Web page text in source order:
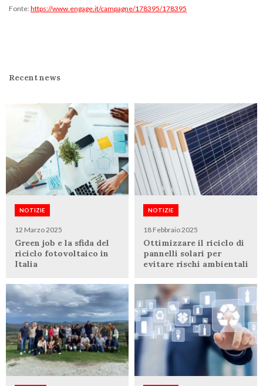
Fonte: https://www.engage.it/campagne/178395/178395
Recent news
NOTIZIE
12 Marzo 2025
Green job e la sfida del
riciclo fotovoltaico in
Italia
NOTIZIE
18 Febbraio 2025
Ottimizzare il riciclo di
pannelli solari per
evitare rischi ambientali